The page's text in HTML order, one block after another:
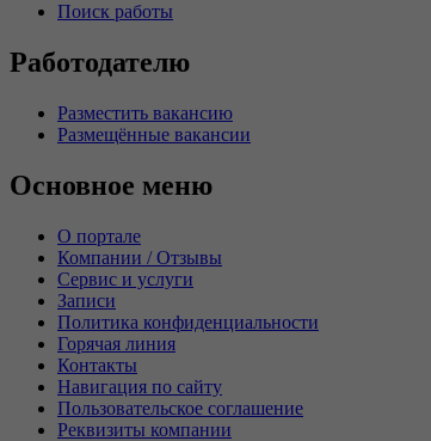
Поиск работы
Работодателю
Разместить вакансию
Размещённые вакансии
Основное меню
О портале
Компании / Отзывы
Сервис и услуги
Записи
Политика конфиденциальности
Горячая линия
Контакты
Навигация по сайту
Пользовательское соглашение
Реквизиты компании